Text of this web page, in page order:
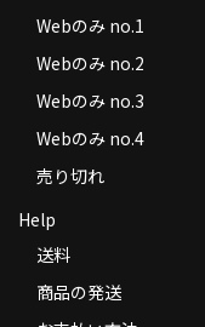
Webのみ no.1
Webのみ no.2
Webのみ no.3
Webのみ no.4
売り切れ
Help
送料
商品の発送